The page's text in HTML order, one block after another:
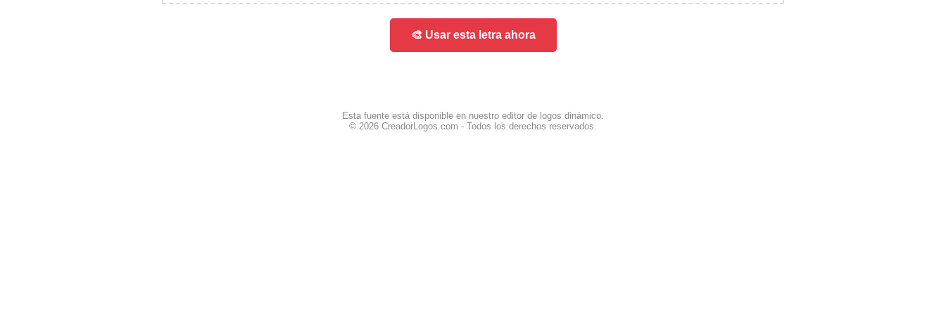
🎨 Usar esta letra ahora
Esta fuente está disponible en nuestro editor de logos dinámico.
© 2026 CreadorLogos.com - Todos los derechos reservados.